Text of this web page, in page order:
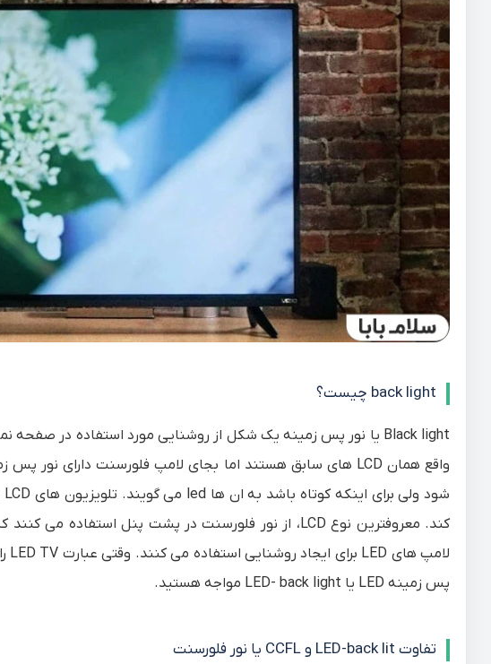
back light چیست؟
پس زمینه LED یا LED- back light مواجه هستید.
تفاوت LED-back lit و CCFL یا نور فلورسنت